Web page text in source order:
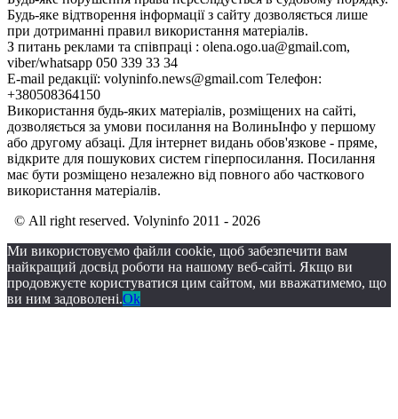
Будь-яке відтворення інформації з сайту дозволяється лише
при дотриманні правил використання матеріалів.
З питань реклами та співпраці : olena.ogo.ua@gmail.com,
viber/whatsapp 050 339 33 34
E-mail редакції: volyninfo.news@gmail.com Телефон:
+380508364150
Використання будь-яких матеріалів, розміщених на сайті,
дозволяється за умови посилання на ВолиньІнфо у першому
або другому абзаці. Для інтернет видань обов'язкове - пряме,
відкрите для пошукових систем гіперпосилання. Посилання
має бути розміщено незалежно від повного або часткового
використання матеріалів.
© All right reserved. Volyninfo 2011 - 2026
Ми використовуємо файли cookie, щоб забезпечити вам
найкращий досвід роботи на нашому веб-сайті. Якщо ви
продовжуєте користуватися цим сайтом, ми вважатимемо, що
ви ним задоволені.Ok